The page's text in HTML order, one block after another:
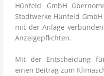
Hünfeld GmbH
Stadtwerke Hünfeld
mit der Anlage
Anzeigepflichten.
Mit der Entscheidung
einen Beitrag zum